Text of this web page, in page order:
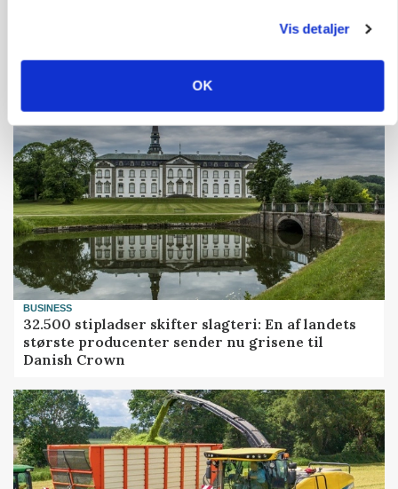
Vis detaljer
OK
Grisenoteringen står stille
BUSINESS
32.500 stipladser skifter slagteri: En af landets
største producenter sender nu grisene til
Danish Crown